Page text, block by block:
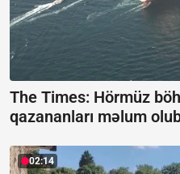
The Times: Hörmüz
qazananları məlum
02:14